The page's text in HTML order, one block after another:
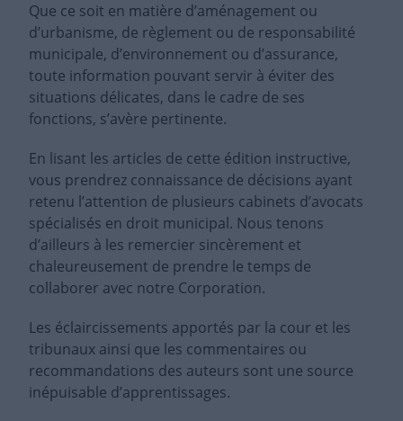
Que ce soit en matière d’aménagement ou
d’urbanisme, de règlement ou de responsabilité
municipale, d’environnement ou d’assurance,
toute information pouvant servir à éviter des
situations délicates, dans le cadre de ses
fonctions, s’avère pertinente.
En lisant les articles de cette édition instructive,
vous prendrez connaissance de décisions ayant
retenu l’attention de plusieurs cabinets d’avocats
spécialisés en droit municipal. Nous tenons
d’ailleurs à les remercier sincèrement et
chaleureusement de prendre le temps de
collaborer avec notre Corporation.
Les éclaircissements apportés par la cour et les
tribunaux ainsi que les commentaires ou
recommandations des auteurs sont une source
inépuisable d’apprentissages.